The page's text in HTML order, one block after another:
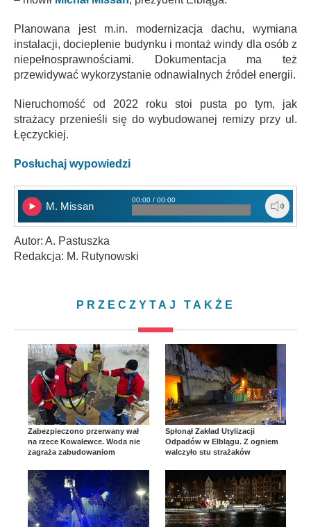
Planowana jest m.in. modernizacja dachu, wymiana
instalacji, docieplenie budynku i montaż windy dla osób z
niepełnosprawnościami. Dokumentacja ma też
przewidywać wykorzystanie odnawialnych źródeł energii.
Nieruchomość od 2022 roku stoi pusta po tym, jak
strażacy przenieśli się do wybudowanej remizy przy ul.
Łęczyckiej.
Posłuchaj wypowiedzi
M. Missan
00:00 / 00:00
Autor: A. Pastuszka
Redakcja: M. Rutynowski
PRZECZYTAJ TAKŻE
Zabezpieczono przerwany wał
na rzece Kowalewce. Woda nie
zagraża zabudowaniom
Spłonął Zakład Utylizacji
Odpadów w Elblągu. Z ogniem
walczyło stu strażaków